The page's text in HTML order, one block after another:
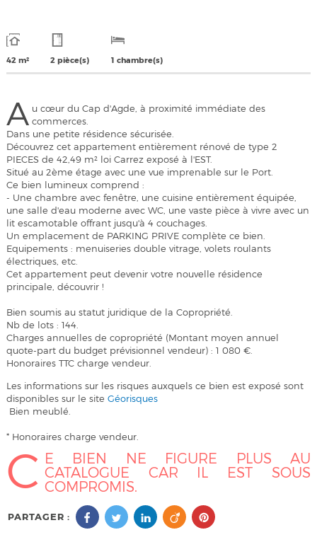
42 m² 2 pièce(s) 1 chambre(s)
A u cœur du Cap d'Agde, à proximité immédiate des
commerces.
Dans une petite résidence sécurisée.
Découvrez cet appartement entièrement rénové de type 2
PIECES de 42,49 m² loi Carrez exposé à l'EST.
Situé au 2ème étage avec une vue imprenable sur le Port.
Ce bien lumineux comprend :
- Une chambre avec fenêtre, une cuisine entièrement équipée,
une salle d'eau moderne avec WC, une vaste pièce à vivre avec un
lit escamotable offrant jusqu'à 4 couchages.
Un emplacement de PARKING PRIVE complète ce bien.
Equipements : menuiseries double vitrage, volets roulants
électriques, etc.
Cet appartement peut devenir votre nouvelle résidence
principale, découvrir !
Bien soumis au statut juridique de la Copropriété.
Nb de lots : 144.
Charges annuelles de copropriété (Montant moyen annuel
quote-part du budget prévisionnel vendeur) : 1 080 €.
Honoraires TTC charge vendeur.
Les informations sur les risques auxquels ce bien est exposé sont
disponibles sur le site Géorisques
Bien meublé.
* Honoraires charge vendeur.
C E BIEN NE FIGURE PLUS AU
CATALOGUE CAR IL EST SOUS
COMPROMIS.
PARTAGER :